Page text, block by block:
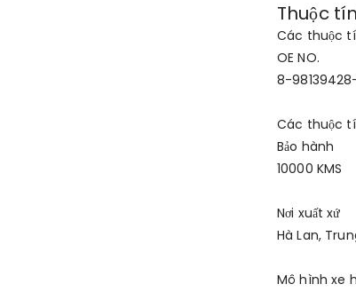
Thuộc
Các thuộc
OE NO.
8-
Các thuộc
Bảo hành
10000 KMS
Nơi xuất xứ
Hà Lan,
Mô hình xe